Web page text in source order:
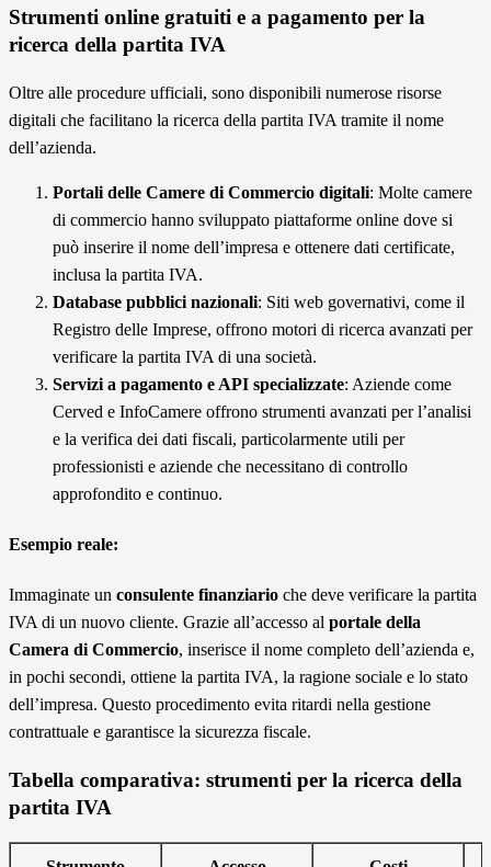
Strumenti online gratuiti e a pagamento per la
ricerca della partita IVA
Oltre alle procedure ufficiali, sono disponibili numerose risorse
digitali che facilitano la ricerca della partita IVA tramite il nome
dell’azienda.
Portali delle Camere di Commercio digitali: Molte camere
di commercio hanno sviluppato piattaforme online dove si
può inserire il nome dell’impresa e ottenere dati certificate,
inclusa la partita IVA.
Database pubblici nazionali: Siti web governativi, come il
Registro delle Imprese, offrono motori di ricerca avanzati per
verificare la partita IVA di una società.
Servizi a pagamento e API specializzate: Aziende come
Cerved e InfoCamere offrono strumenti avanzati per l’analisi
e la verifica dei dati fiscali, particolarmente utili per
professionisti e aziende che necessitano di controllo
approfondito e continuo.
Esempio reale:
Immaginate un consulente finanziario che deve verificare la partita
IVA di un nuovo cliente. Grazie all’accesso al portale della
Camera di Commercio, inserisce il nome completo dell’azienda e,
in pochi secondi, ottiene la partita IVA, la ragione sociale e lo stato
dell’impresa. Questo procedimento evita ritardi nella gestione
contrattuale e garantisce la sicurezza fiscale.
Tabella comparativa: strumenti per la ricerca della
partita IVA